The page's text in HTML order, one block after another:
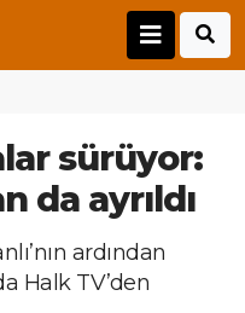
sürüyor:
da ayrıldı
ardından
Halk TV’den